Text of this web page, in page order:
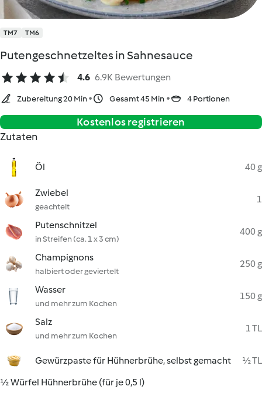
TM7 TM6
Putengeschnetzeltes in Sahnesauce
4.6 6.9K Bewertungen
Zubereitung 20 Min Gesamt 45 Min 4 Portionen
Kostenlos registrieren
Zutaten
Öl 40 g
Zwiebel
geachtelt
1
Putenschnitzel
in Streifen (ca. 1 x 3 cm)
400 g
Champignons
halbiert oder geviertelt
250 g
Wasser
und mehr zum Kochen
150 g
Salz
und mehr zum Kochen
1 TL
Gewürzpaste für Hühnerbrühe, selbst gemacht
½ TL
½ Würfel Hühnerbrühe (für je 0,5 l)